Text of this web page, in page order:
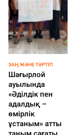
ЖАҢАЛЫҚТАР
Алматыда
шахматтан екі
халықаралық
турнир
басталды
04 тамыз 2026